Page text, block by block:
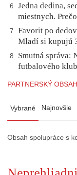
6
Jedna dedina,
miestnych.
7
Favorit po
Mladí si kupujú
8
Smutná správa:
futbalového
PARTNERSKÝ OBSAH
Vybrané Najnovšie
Obsah spolupráce s